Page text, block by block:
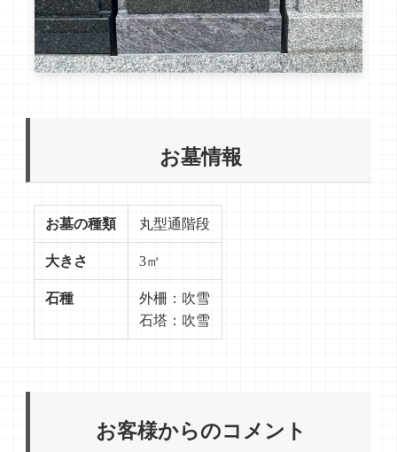
お墓情報
お墓の種類 丸型通階段
大きさ 3㎡
石種
外柵：吹雪
石塔：吹雪
お客様からのコメント